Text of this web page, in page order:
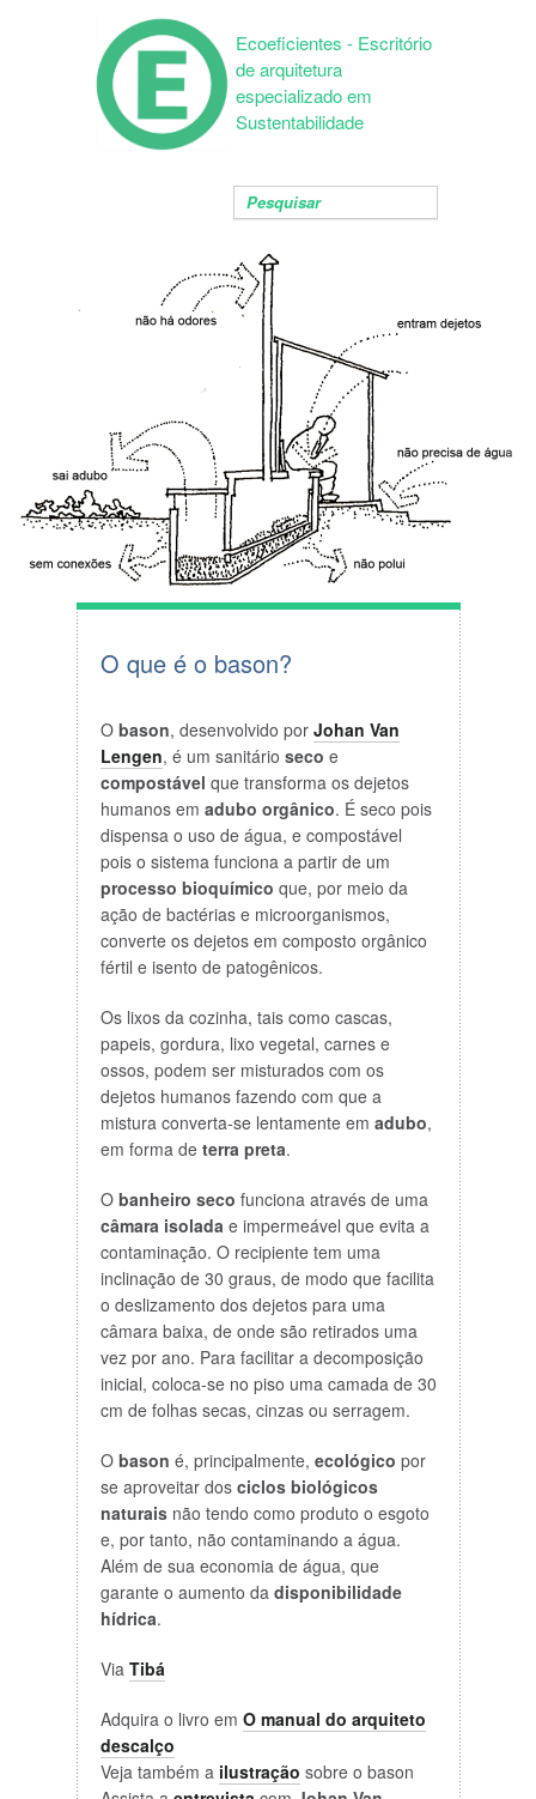
Ecoeficientes - Escritório
de arquitetura
especializado em
Sustentabilidade
O que é o bason?
O bason, desenvolvido por Johan Van
Lengen, é um sanitário seco e
compostável que transforma os dejetos
humanos em adubo orgânico. É seco pois
dispensa o uso de água, e compostável
pois o sistema funciona a partir de um
processo bioquímico que, por meio da
ação de bactérias e microorganismos,
converte os dejetos em composto orgânico
fértil e isento de patogênicos.
Os lixos da cozinha, tais como cascas,
papeis, gordura, lixo vegetal, carnes e
ossos, podem ser misturados com os
dejetos humanos fazendo com que a
mistura converta-se lentamente em adubo,
em forma de terra preta.
O banheiro seco funciona através de uma
câmara isoladae impermeável que evita a
contaminação. O recipiente tem uma
inclinação de 30 graus, de modo que facilita
o deslizamento dos dejetos para uma
câmara baixa, de onde são retirados uma
vez por ano. Para facilitar a decomposição
inicial, coloca-se no piso uma camada de 30
cm de folhas secas, cinzas ou serragem.
O bason é, principalmente, ecológico por
se aproveitar dos ciclos biológicos
naturaisnão tendo como produto o esgoto
e, por tanto, não contaminando a água.
Além de sua economia de água, que
garante o aumento da disponibilidade
hídrica.
Via Tibá
Adquira o livro em O manual do arquiteto
descalço
Veja também a ilustração sobre o bason